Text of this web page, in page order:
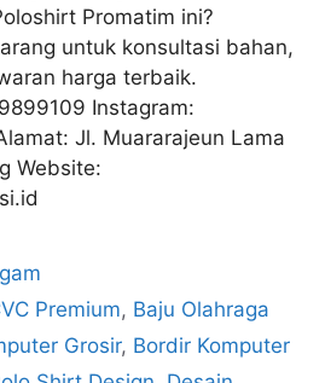
Promatim ini?
untuk konsultasi bahan,
harga terbaik.
Instagram:
Jl. Muararajeun Lama
Website:
Premium, Baju Olahraga
Grosir, Bordir Komputer